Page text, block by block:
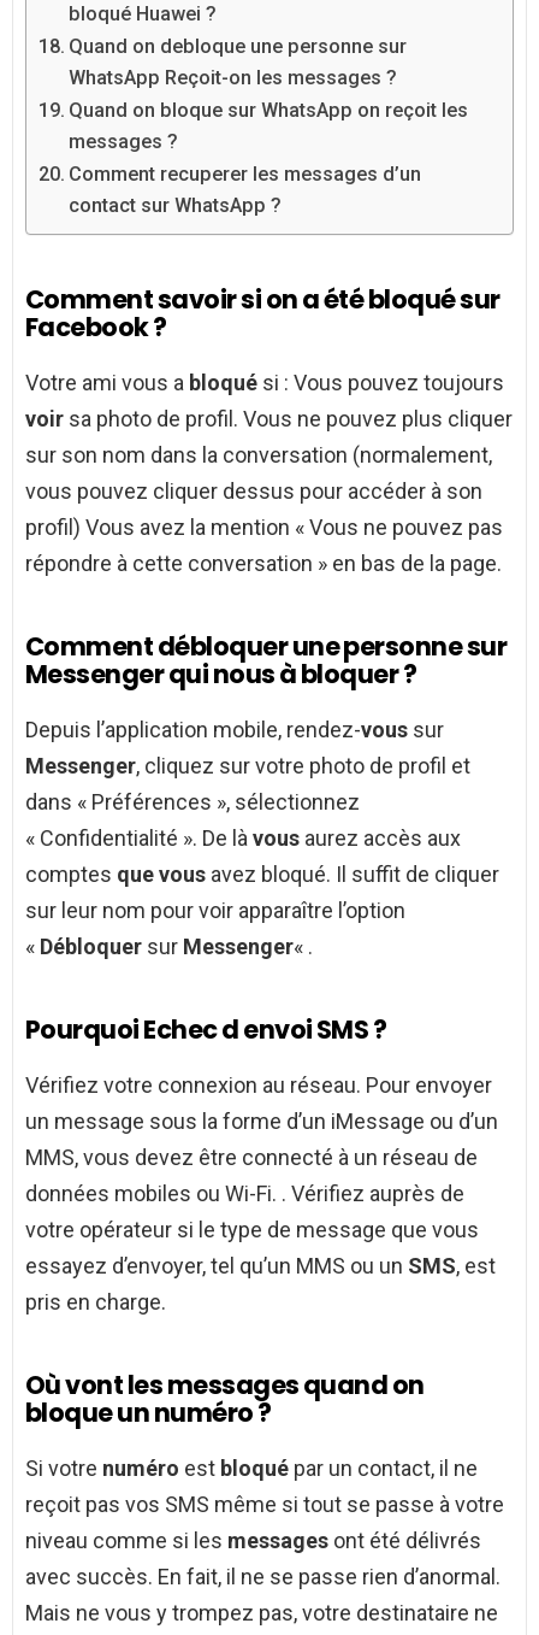
bloqué Huawei ?
Quand on debloque une personne sur
WhatsApp Reçoit-on les messages ?
Quand on bloque sur WhatsApp on reçoit les
messages ?
Comment recuperer les messages d’un
contact sur WhatsApp ?
Comment savoir si on a été bloqué sur
Facebook ?
Votre ami vous a bloqué si : Vous pouvez toujours
voir sa photo de profil. Vous ne pouvez plus cliquer
sur son nom dans la conversation (normalement,
vous pouvez cliquer dessus pour accéder à son
profil) Vous avez la mention « Vous ne pouvez pas
répondre à cette conversation » en bas de la page.
Comment débloquer une personne sur
Messenger qui nous à bloquer ?
Depuis l’application mobile, rendez-vous sur
Messenger, cliquez sur votre photo de profil et
dans « Préférences », sélectionnez
« Confidentialité ». De là vous aurez accès aux
comptes que vous avez bloqué. Il suffit de cliquer
sur leur nom pour voir apparaître l’option
« Débloquer sur Messenger« .
Pourquoi Echec d envoi SMS ?
Vérifiez votre connexion au réseau. Pour envoyer
un message sous la forme d’un iMessage ou d’un
MMS, vous devez être connecté à un réseau de
données mobiles ou Wi-Fi. . Vérifiez auprès de
votre opérateur si le type de message que vous
essayez d’envoyer, tel qu’un MMS ou un SMS, est
pris en charge.
Où vont les messages quand on
bloque un numéro ?
Si votre numéro est bloqué par un contact, il ne
reçoit pas vos SMS même si tout se passe à votre
niveau comme si les messages ont été délivrés
avec succès. En fait, il ne se passe rien d’anormal.
Mais ne vous y trompez pas, votre destinataire ne